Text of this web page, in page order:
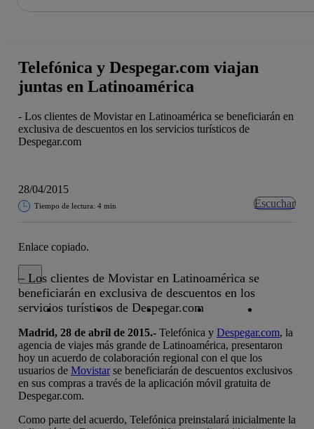
Telefónica y Despegar.com viajan
juntas en Latinoamérica
- Los clientes de Movistar en Latinoamérica se beneficiarán en
exclusiva de descuentos en los servicios turísticos de
Despegar.com
28/04/2015
Tiempo de lectura: 4 min Escuchar
Enlace copiado.
Cerrar mensaje de alerta
Copiar enlace
Copiar enlacefacebook twitter whatsapp
– Los clientes de Movistar en Latinoamérica se
beneficiarán en exclusiva de descuentos en los
servicios turísticos de Despegar.com
Madrid, 28 de abril de 2015.- Telefónica y Despegar.com, la
agencia de viajes más grande de Latinoamérica, presentaron
hoy un acuerdo de colaboración regional con el que los
usuarios de Movistarse beneficiarán de descuentos exclusivos
en sus compras a través de la aplicación móvil gratuita de
Despegar.com.
Como parte del acuerdo, Telefónica preinstalará inicialmente la